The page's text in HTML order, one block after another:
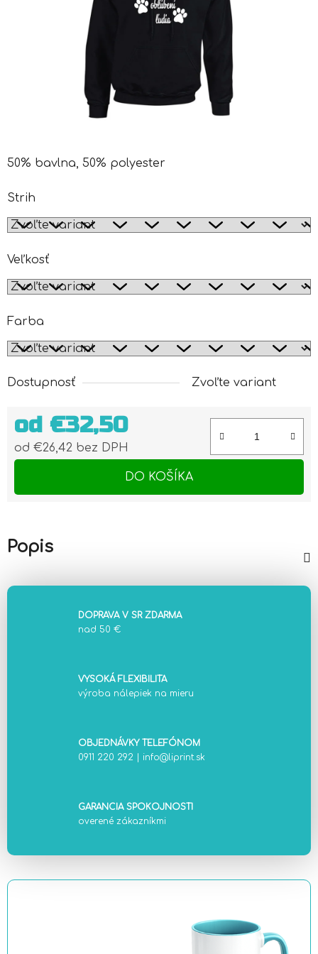
50% bavlna, 50% polyester
Strih
Veľkosť
Farba
Dostupnosť Zvoľte variant
od €32,50
od €26,42 bez DPH
DO KOŠÍKA
Popis
DOPRAVA V SR ZDARMA
nad 50 €
VYSOKÁ FLEXIBILITA
výroba nálepiek na mieru
OBJEDNÁVKY TELEFÓNOM
0911 220 292
info@liprint.sk
GARANCIA SPOKOJNOSTI
overené zákazníkmi